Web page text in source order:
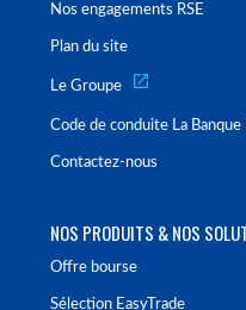
Nos engagements RSE
Plan du site
Le Groupe
Code de conduite La Banque
Contactez-nous
NOS PRODUITS & NOS
Offre bourse
Sélection EasyTrade